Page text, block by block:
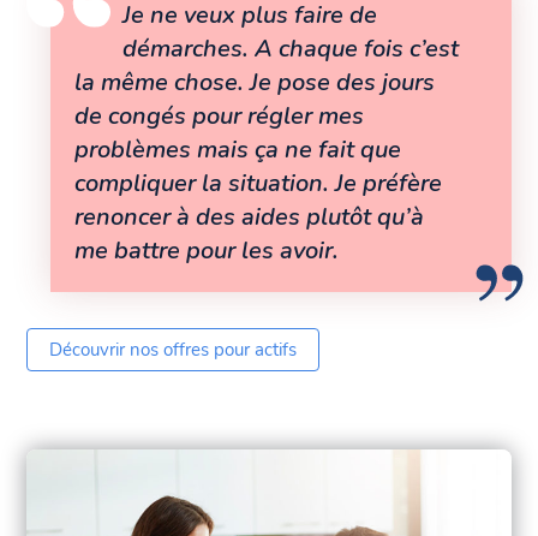
Je ne veux plus faire de
démarches. A chaque fois c’est
la même chose. Je pose des jours
de congés pour régler mes
problèmes mais ça ne fait que
compliquer la situation. Je préfère
renoncer à des aides plutôt qu’à
me battre pour les avoir.
Découvrir nos offres pour actifs